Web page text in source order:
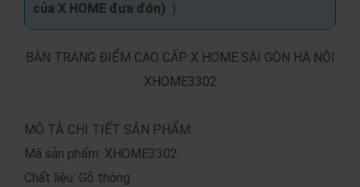
của X HOME đưa đón) )
BÀN TRANG ĐIỂM CAO CẤP X HOME SÀI GÒN HÀ NỘI
XHOME3302
MÔ TẢ CHI TIẾT SẢN PHẨM:
Mã sản phẩm: XHOME3302
Chất liệu: Gỗ thông